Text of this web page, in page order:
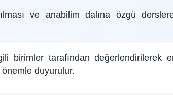
ve anabilim dalına özgü
tarafından değerlendirilerek
duyurulur.